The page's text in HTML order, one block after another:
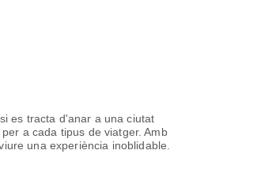
es tracta d'anar a una ciutat
a cada tipus de viatger. Amb
una experiència inoblidable.